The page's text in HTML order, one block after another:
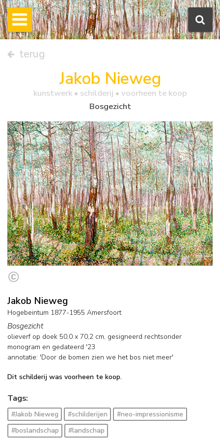
terug
Jakob Nieweg
kunstwerk • schilderij • voorheen te koop
Bosgezicht
Jakob Nieweg
Hogebeintum 1877-1955 Amersfoort
Bosgezicht
olieverf op doek 50,0 x 70,2 cm, gesigneerd rechtsonder
monogram en gedateerd '23
annotatie: 'Door de bomen zien we het bos niet meer'
Dit schilderij was voorheen te koop.
Tags:
#Jakob Nieweg #schilderijen
#neo-impressionisme
#boslandschap
#landschap